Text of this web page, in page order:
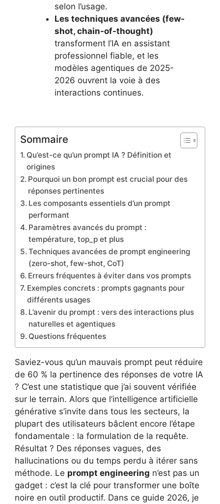
selon l’usage.
Les techniques avancées (few-
shot, chain-of-thought)
transforment l’IA en assistant
professionnel fiable, et les
modèles agentiques de 2025-
2026 ouvrent la voie à des
interactions continues.
Sommaire
Qu’est-ce qu’un prompt IA ? Définition et
origines
Pourquoi un bon prompt est crucial pour des
réponses pertinentes
Les composants essentiels d’un prompt
performant
Paramètres avancés du prompt :
température, top_p et plus
Techniques avancées de prompt engineering
(zero-shot, few-shot, CoT)
Erreurs fréquentes à éviter dans vos prompts
Exemples concrets : prompts gagnants pour
différents usages
L’avenir du prompt : vers des interactions plus
naturelles et agentiques
Questions fréquentes
Saviez-vous qu’un mauvais prompt peut réduire
de 60 % la pertinence des réponses de votre IA
? C’est une statistique que j’ai souvent vérifiée
sur le terrain. Alors que l’intelligence artificielle
générative s’invite dans tous les secteurs, la
plupart des utilisateurs bâclent encore l’étape
fondamentale : la formulation de la requête.
Résultat ? Des réponses vagues, des
hallucinations ou du temps perdu à itérer sans
méthode. Le prompt engineering n’est pas un
gadget : c’est la clé pour transformer une boîte
noire en outil productif. Dans ce guide 2026, je